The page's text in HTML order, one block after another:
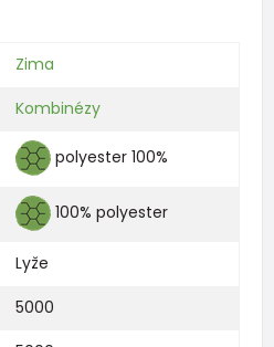
Zima
Kombinézy
polyester 100%
100% polyester
Lyže
5000